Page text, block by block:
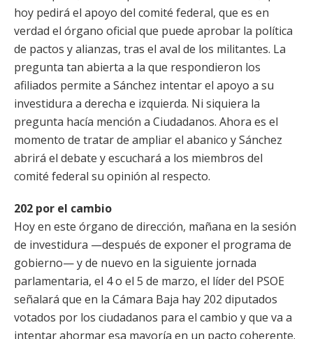
hoy pedirá el apoyo del comité federal, que es en
verdad el órgano oficial que puede aprobar la política
de pactos y alianzas, tras el aval de los militantes. La
pregunta tan abierta a la que respondieron los
afiliados permite a Sánchez intentar el apoyo a su
investidura a derecha e izquierda. Ni siquiera la
pregunta hacía mención a Ciudadanos. Ahora es el
momento de tratar de ampliar el abanico y Sánchez
abrirá el debate y escuchará a los miembros del
comité federal su opinión al respecto.
202 por el cambio
Hoy en este órgano de dirección, mañana en la sesión
de investidura —después de exponer el programa de
gobierno— y de nuevo en la siguiente jornada
parlamentaria, el 4 o el 5 de marzo, el líder del PSOE
señalará que en la Cámara Baja hay 202 diputados
votados por los ciudadanos para el cambio y que va a
intentar ahormar esa mayoría en un pacto coherente.